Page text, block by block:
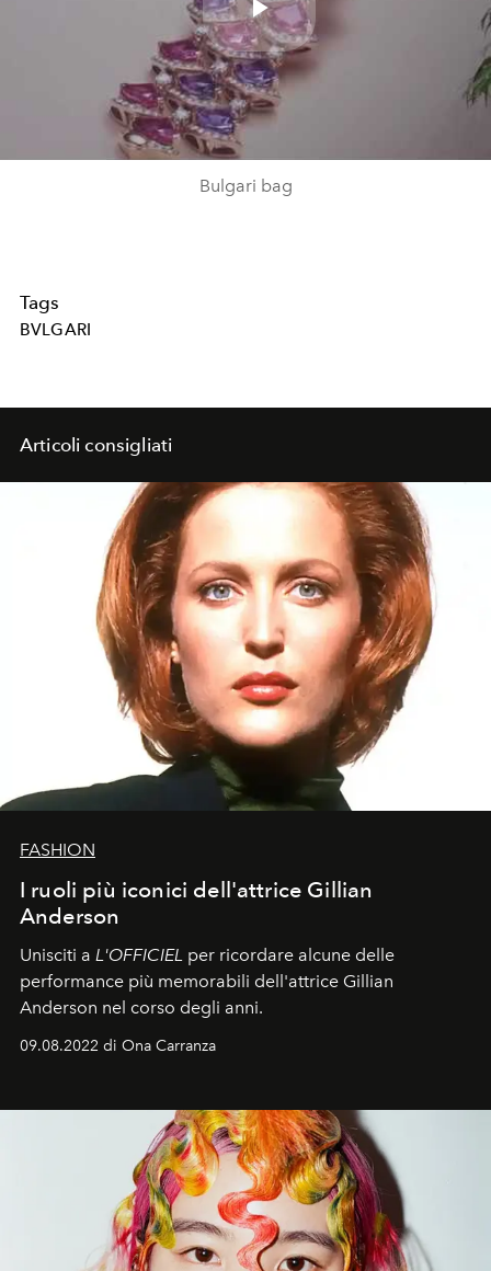
Play
Bulgari bag
Tags
BVLGARI
Articoli consigliati
FASHION
I ruoli più iconici dell'attrice Gillian
Anderson
Unisciti a L'OFFICIEL per ricordare alcune delle
performance più memorabili dell'attrice Gillian
Anderson nel corso degli anni.
09.08.2022 di Ona Carranza